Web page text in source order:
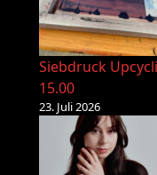
Siebdruck
15.00
23. Juli 2026